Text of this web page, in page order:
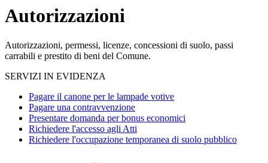
Autorizzazioni
Autorizzazioni, permessi, licenze, concessioni di suolo, passi
carrabili e prestito di beni del Comune.
SERVIZI IN EVIDENZA
Pagare il canone per le lampade votive
Pagare una contravvenzione
Presentare domanda per bonus economici
Richiedere l'accesso agli Atti
Richiedere l'occupazione temporanea di suolo pubblico